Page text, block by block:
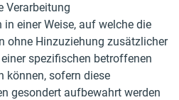
Verarbeitung
in einer Weise, auf welche die
ohne Hinzuziehung zusätzlicher
spezifischen betroffenen
können, sofern diese
gesondert aufbewahrt werden